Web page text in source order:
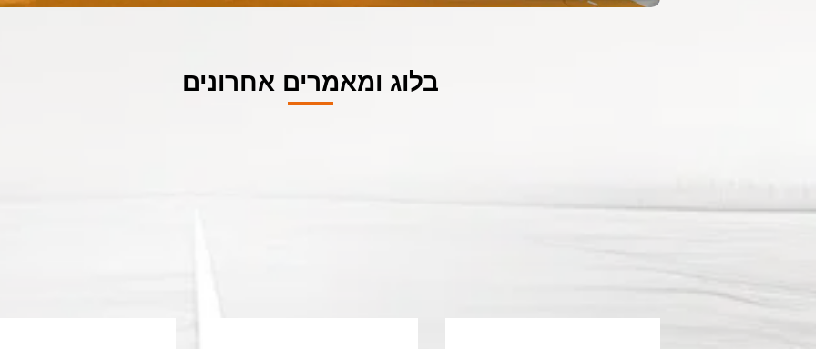
בלוג ומאמרים אחרונים